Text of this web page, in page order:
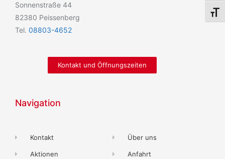
Sonnenstraße 44
82380 Peissenberg
Tel. 08803-4652
Kontakt und Öffnungszeiten
Navigation
Kontakt
Aktionen
Über uns
Anfahrt